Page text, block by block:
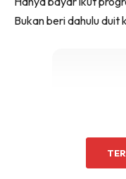
Sentuhan Midas
Bukan beri dahulu duit